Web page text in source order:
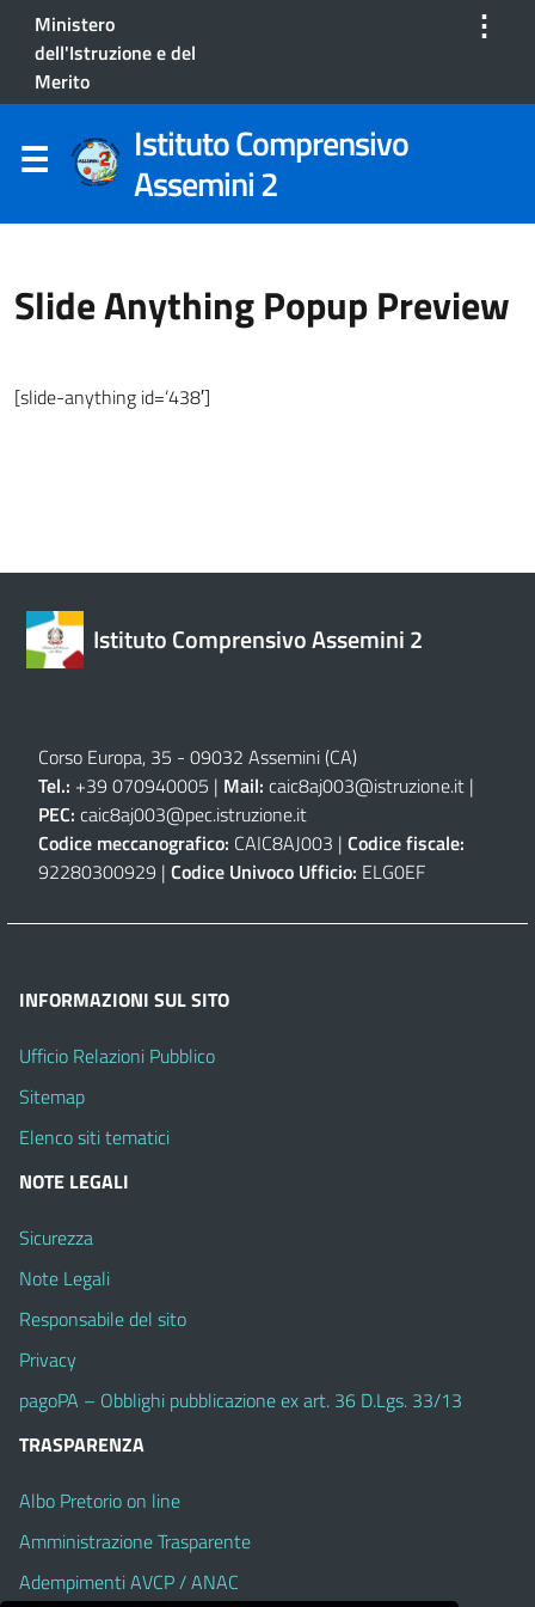
Ministero
dell'Istruzione e del
Merito
⋮
Istituto Comprensivo
Assemini 2
Slide Anything Popup Preview
[slide-anything id=’438′]
Istituto Comprensivo Assemini 2
Corso Europa, 35 - 09032 Assemini (CA)
Tel.: +39 070940005 | Mail: caic8aj003@istruzione.it |
PEC: caic8aj003@pec.istruzione.it
Codice meccanografico: CAIC8AJ003 | Codice fiscale:
92280300929 | Codice Univoco Ufficio: ELG0EF
INFORMAZIONI SUL SITO
Ufficio Relazioni Pubblico
Sitemap
Elenco siti tematici
NOTE LEGALI
Sicurezza
Note Legali
Responsabile del sito
Privacy
pagoPA – Obblighi pubblicazione ex art. 36 D.Lgs. 33/13
TRASPARENZA
Albo Pretorio on line
Amministrazione Trasparente
Adempimenti AVCP / ANAC